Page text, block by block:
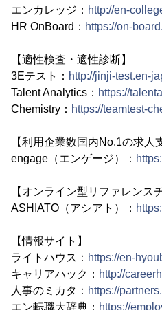
エンカレッジ： http://en-
HR OnBoard： https://on-
【適性検査・適性診断】
3Eテスト： http://jinji-test.en-
Talent Analytics： https://
Chemistry： https://teamtest-
【利用企業数国内No.1の求人
engage（エンゲージ）：
【オンライン型リファレンス
ASHIATO（アシアト）：
【情報サイト】
ライトハウス： https://en-
キャリアハック： http://
人事のミカタ： https://
エン転職大辞典： https://